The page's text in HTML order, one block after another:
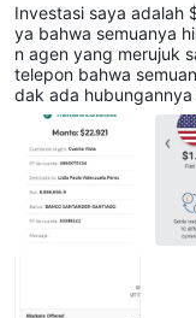
Investasi saya adalah
ya bahwa semuanya
n agen yang merujuk
telepon bahwa
dak ada
a itu adalah penipuan
klaim siapa